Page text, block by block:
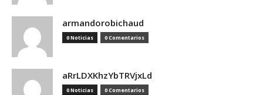
armandorobichaud
0 Noticias 0 Comentarios
aRrLDXKhzYbTRVjxLd
0 Noticias 0 Comentarios